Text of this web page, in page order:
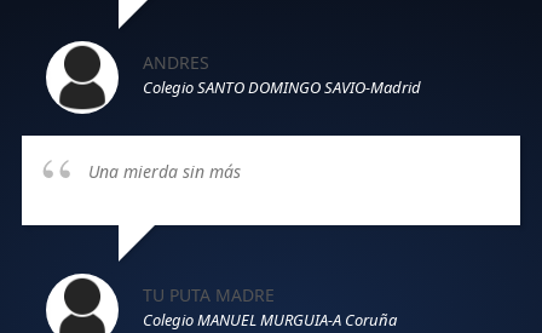
ANDRES
Colegio SANTO DOMINGO SAVIO-Madrid
Una mierda sin más
TU PUTA MADRE
Colegio MANUEL MURGUIA-A Coruña